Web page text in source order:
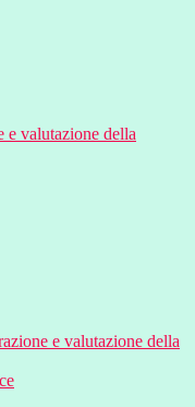
e valutazione della
e valutazione della